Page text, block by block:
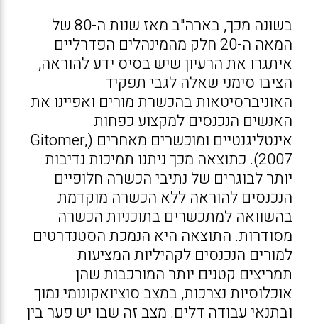
בשונה מכך, בארה"ב מאז שנות ה-80 של
המאה ה-20 חלק מהמינהלים הפדרליים
איתגרו את הרעיון שיש בסיס ידע להוראה,
הציבו סימני שאלה לגבי תפקיד
האוניברסיטאות בהכשרת מורים ואפיינו את
האנשים הנכנסים למקצוע כפחות
אינטליגנטיים ומוכשרים מאחרים (Gitomer,
2007). כתוצאה מכך ניתנו תמיכות נדיבות
יותר לבוגרים של נתיבי הכשרה חלופיים
הנכנסים להוראה ללא הכשרה מוקדמת
בהשוואה למתכשרים בתוכניות הכשרה
מסודרות. התוצאה היא הנמכת הסטנדרטים
למורים הנכנסים לקהיליות המציעות
תמריצים קטנים יותר המורכבות שהן
אוכלוסיות נצרכות, במצב סוציואקונומי נמוך
ובתנאי עבודה דלים. מצב זה שבו יש פער בין